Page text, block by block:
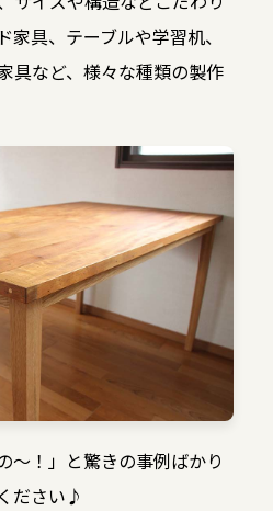
家具、テーブルや学習机、
具など、様々な種類の製作
〜！」と驚きの事例ばかり
ださい♪